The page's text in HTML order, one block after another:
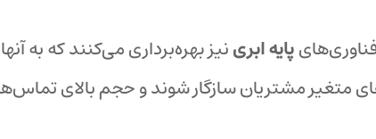
پایه ابرینیز بهره‌برداری می‌کنند که به
متغیر مشتریان سازگار شوند و حجم بالای